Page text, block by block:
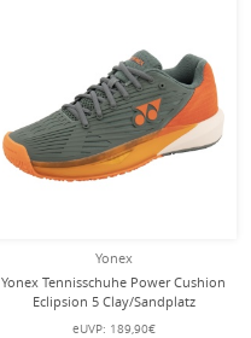
Yonex
Yonex Tennisschuhe Power Cushion
Eclipsion 5 Clay/Sandplatz
(Stabilität) 2024 olivegrün Herren
eUVP: 189,90€